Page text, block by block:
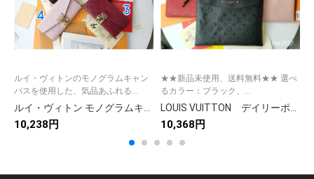
ルイ・ヴィトンのモノグラムキャン
バスを使用した、気品あふれる...
10,238円
★★新品未使用、送料無料★★ 選べ
るカラー：ブラック、...
10,368円